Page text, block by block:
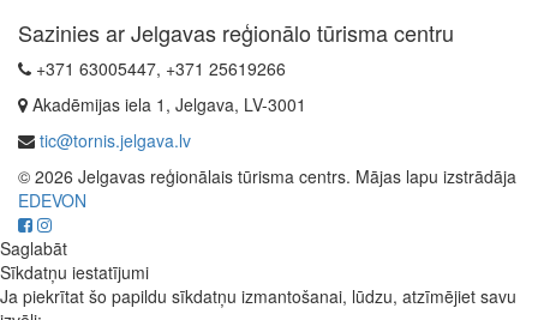
Sazinies ar Jelgavas reģionālo tūrisma centru
+371 63005447, +371 25619266
Akadēmijas iela 1, Jelgava, LV-3001
tic@tornis.jelgava.lv
© 2026 Jelgavas reģionālais tūrisma centrs. Mājas lapu izstrādāja
EDEVON
Saglabāt
Sīkdatņu iestatījumi
Ja piekrītat šo papildu sīkdatņu izmantošanai, lūdzu, atzīmējiet savu